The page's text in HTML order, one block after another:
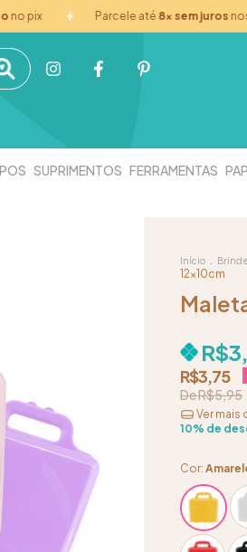
Parcele até8x sem jurosnos
SUPRIMENTOS FERRAMENTAS
Início
12x10cm
R$3,75
R$5,95
10% de
Ver mais
Cor: